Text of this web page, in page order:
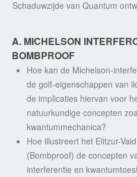
Schaduwzijde van
A. MICHELSON
BOMBPROOF
Hoe kan de Michelson-
de golf-eigenschappen van
de implicaties hiervan voor
natuurkundige concepten
kwantummechanica?
Hoe illustreert het Elitzur-
(Bombproof) de concepten
interferentie en